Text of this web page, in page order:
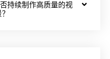
持续制作高质量的视